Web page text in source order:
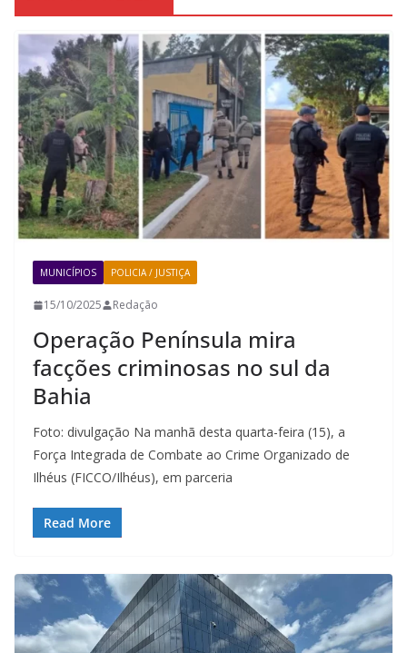
MUNICÍPIOS POLICIA / JUSTIÇA
15/10/2025 Redação
Operação Península mira
facções criminosas no sul da
Bahia
Foto: divulgação Na manhã desta quarta-feira (15), a
Força Integrada de Combate ao Crime Organizado de
Ilhéus (FICCO/Ilhéus), em parceria
Read More